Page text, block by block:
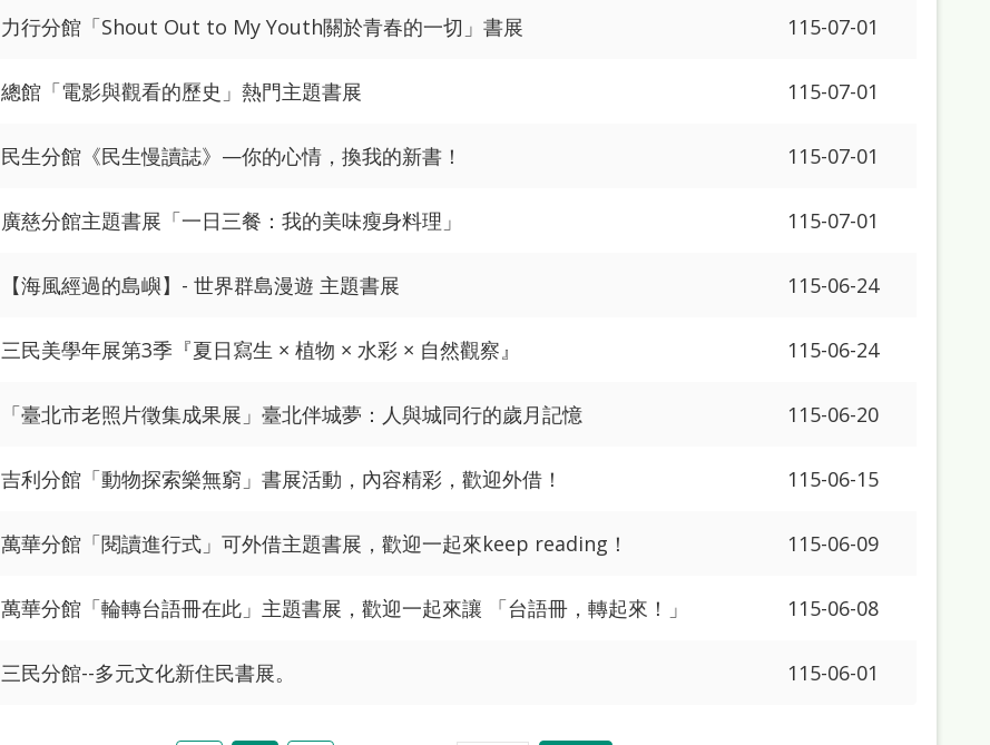
力行分館「Shout Out to My Youth關於青春的一切」書展 115-07-01
總館「電影與觀看的歷史」熱門主題書展 115-07-01
民生分館《民生慢讀誌》—你的心情，換我的新書！ 115-07-01
廣慈分館主題書展「一日三餐：我的美味瘦身料理」 115-07-01
【海風經過的島嶼】- 世界群島漫遊 主題書展 115-06-24
三民美學年展第3季『夏日寫生 × 植物 × 水彩 × 自然觀察』 115-06-24
「臺北市老照片徵集成果展」臺北伴城夢：人與城同行的歲月記憶 115-06-20
吉利分館「動物探索樂無窮」書展活動，內容精彩，歡迎外借！ 115-06-15
萬華分館「閱讀進行式」可外借主題書展，歡迎一起來keep reading！ 115-06-09
萬華分館「輪轉台語冊在此」主題書展，歡迎一起來讓 「台語冊，轉起來！」 115-06-08
三民分館--多元文化新住民書展。 115-06-01